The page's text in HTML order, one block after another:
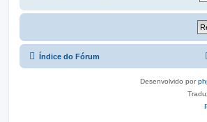
Índice do Fórum
Desenvolvido por